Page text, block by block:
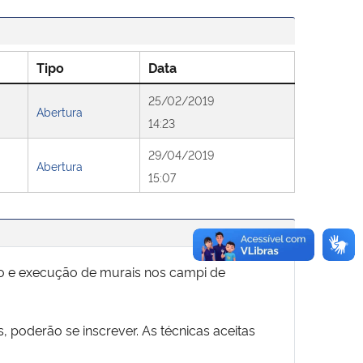
Tipo Data
Abertura
25/02/2019
14:23
Abertura
29/04/2019
15:07
e execução de murais nos campi de
poderão se inscrever. As técnicas aceitas